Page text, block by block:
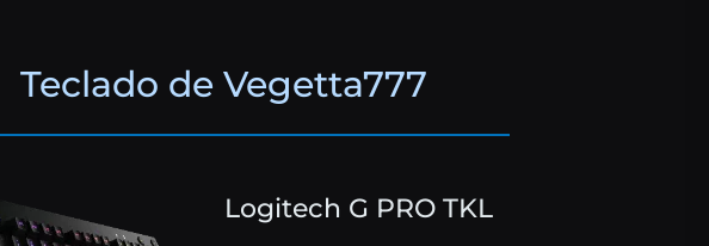
Teclado de Vegetta777
Logitech G PRO TKL